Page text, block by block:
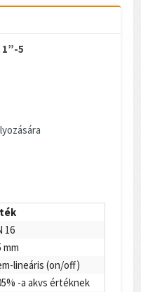
5
16
mm
lineáris (on/off)
-a akvs értéknek